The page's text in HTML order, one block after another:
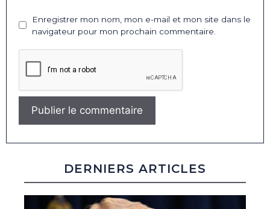
Enregistrer mon nom, mon e-mail et mon site dans le
navigateur pour mon prochain commentaire.
DERNIERS ARTICLES